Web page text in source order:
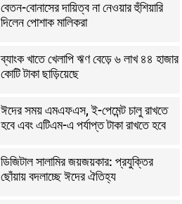
বেতন-বোনাসের দায়িত্ব না নেওয়ার হুঁশিয়ারি
দিলেন পোশাক মালিকরা
ব্যাংক খাতে খেলাপি ঋণ বেড়ে ৬ লাখ ৪৪ হাজার
কোটি টাকা ছাড়িয়েছে
ঈদের সময় এমএফএস, ই-পেমেন্ট চালু রাখতে
হবে এবং এটিএম-এ পর্যাপ্ত টাকা রাখতে হবে
ডিজিটাল সালামির জয়জয়কার: প্রযুক্তির
ছোঁয়ায় বদলাচ্ছে ঈদের ঐতিহ্য